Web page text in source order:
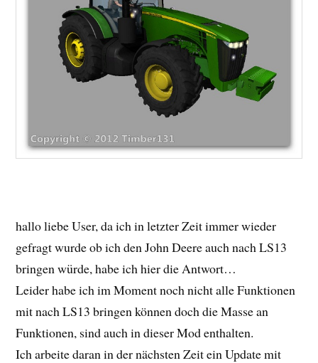
hallo liebe User, da ich in letzter Zeit immer wieder
gefragt wurde ob ich den John Deere auch nach LS13
bringen würde, habe ich hier die Antwort…
Leider habe ich im Moment noch nicht alle Funktionen
mit nach LS13 bringen können doch die Masse an
Funktionen, sind auch in dieser Mod enthalten.
Ich arbeite daran in der nächsten Zeit ein Update mit